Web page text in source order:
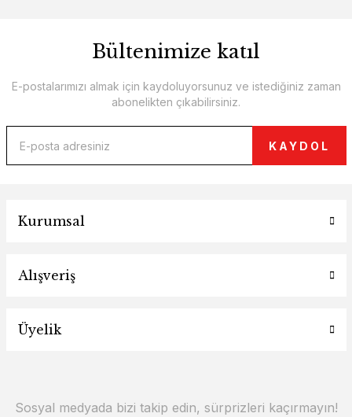
Bültenimize katıl
E-postalarımızı almak için kaydoluyorsunuz ve istediğiniz zaman
abonelikten çıkabilirsiniz.
KAYDOL
Kurumsal
Alışveriş
Üyelik
Sosyal medyada bizi takip edin, sürprizleri kaçırmayın!